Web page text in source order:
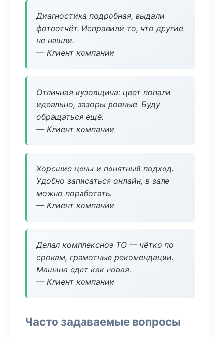
Диагностика подробная, выдали
фотоотчёт. Исправили то, что другие
не нашли.
— Клиент компании
Отличная кузовщина: цвет попали
идеально, зазоры ровные. Буду
обращаться ещё.
— Клиент компании
Хорошие цены и понятный подход.
Удобно записаться онлайн, в зале
можно поработать.
— Клиент компании
Делал комплексное ТО — чётко по
срокам, грамотные рекомендации.
Машина едет как новая.
— Клиент компании
Часто задаваемые вопросы